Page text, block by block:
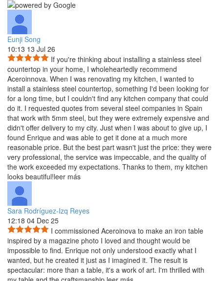
Eunji Song
10:13 13 Jul 26
If you're thinking about installing a stainless steel
countertop in your home, I wholeheartedly recommend
Aceroinnova. When I was renovating my kitchen, I wanted to
install a stainless steel countertop, something I'd been looking for
for a long time, but I couldn't find any kitchen company that could
do it. I requested quotes from several steel companies in Spain
that work with 5mm steel, but they were extremely expensive and
didn't offer delivery to my city. Just when I was about to give up, I
found Enrique and was able to get it done at a much more
reasonable price. But the best part wasn't just the price: they were
very professional, the service was impeccable, and the quality of
the work exceeded my expectations. Thanks to them, my kitchen
looks beautiful!leer más
Sara Rodríguez-Izq Reyes
12:18 04 Dec 25
I commissioned Aceroinova to make an iron table
inspired by a magazine photo I loved and thought would be
impossible to find. Enrique not only understood exactly what I
wanted, but he created it just as I imagined it. The result is
spectacular: more than a table, it's a work of art. I'm thrilled with